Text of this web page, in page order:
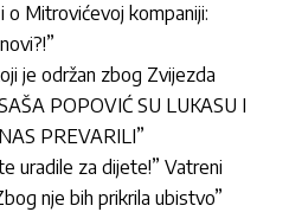
o Mitrovićevoj kompaniji:
je održan zbog Zvijezda
POPOVIĆ SU LUKASU I
PREVARILI”
uradile za dijete!” Vatreni
nje bih prikrila ubistvo”